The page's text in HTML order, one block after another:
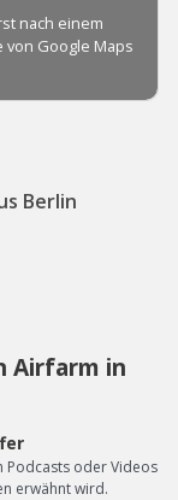
Berlin
Airfarm in
Podcasts oder Videos
erwähnt wird.